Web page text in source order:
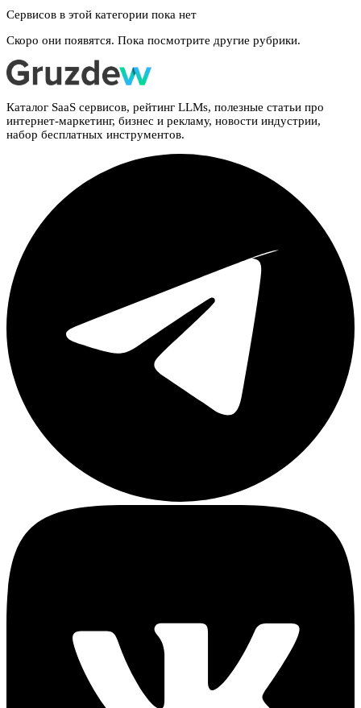
Сервисов в этой категории пока нет
Скоро они появятся. Пока посмотрите другие рубрики.
Каталог SaaS сервисов, рейтинг LLMs, полезные статьи про
интернет-маркетинг, бизнес и рекламу, новости индустрии,
набор бесплатных инструментов.